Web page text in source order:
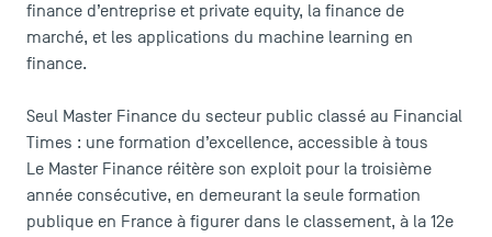
LES INDISPENSABLES
Campus tour
Accréditations
finance d’entreprise et private equity, la finance de
marché, et les applications du machine learning en
finance.
Seul Master Finance du secteur public classé au Financial
Times : une formation d’excellence, accessible à tous
Le Master Finance réitère son exploit pour la troisième
année consécutive, en demeurant la seule formation
publique en France à figurer dans le classement, à la 12e